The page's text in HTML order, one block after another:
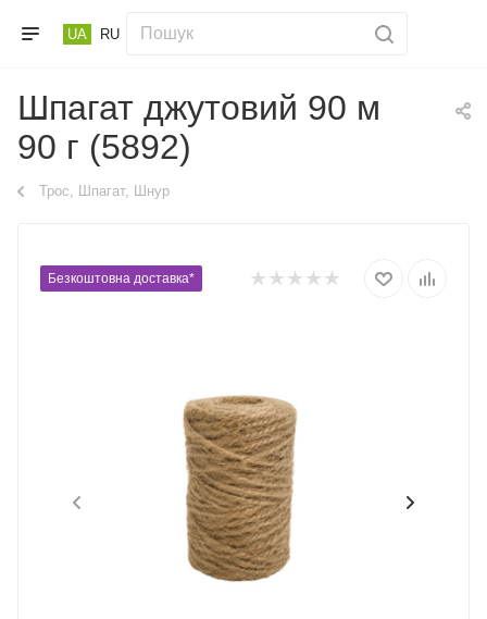
UA RU
Шпагат джутовий 90 м
90 г (5892)
Трос, Шпагат, Шнур
Безкоштовна доставка*